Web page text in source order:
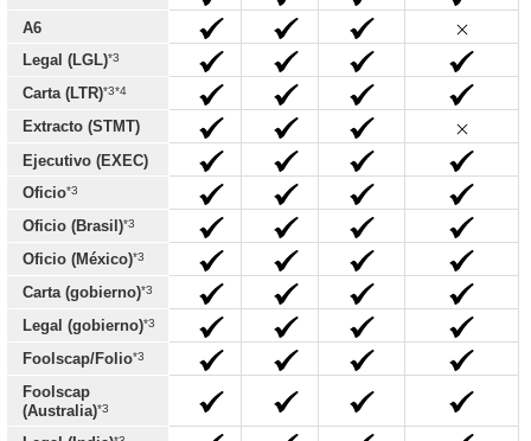
A6
Legal (LGL)*3
Carta (LTR)*3*4
Extracto (STMT)
Ejecutivo (EXEC)
Oficio*3
Oficio (Brasil)*3
Oficio (México)*3
Carta (gobierno)*3
Legal (gobierno)*3
Foolscap/Folio*3
Foolscap
(Australia)*3